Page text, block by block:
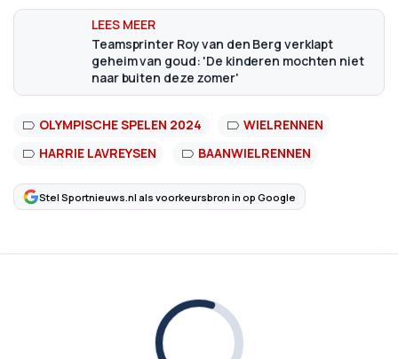
Teamsprinter Roy van den Berg verklapt
geheim van goud: 'De kinderen mochten niet
naar buiten deze zomer'
OLYMPISCHE SPELEN 2024
WIELRENNEN
HARRIE LAVREYSEN
BAANWIELRENNEN
Stel Sportnieuws.nl als voorkeursbron in op Google